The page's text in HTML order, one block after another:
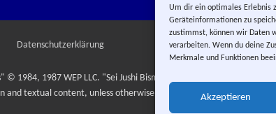
Um dir ein optimales Erlebnis
Geräteinformationen zu
zustimmst, können wir Daten
verarbeiten. Wenn du deine
Merkmale und Funktionen
Akzeptieren
Datenschutzerklärung Impressum
1984, 1987 WEP LLC. "Sei Jushi Bismarck" © 1984 PIERROT.
and textual content, unless otherwise stated, © Yuma City.